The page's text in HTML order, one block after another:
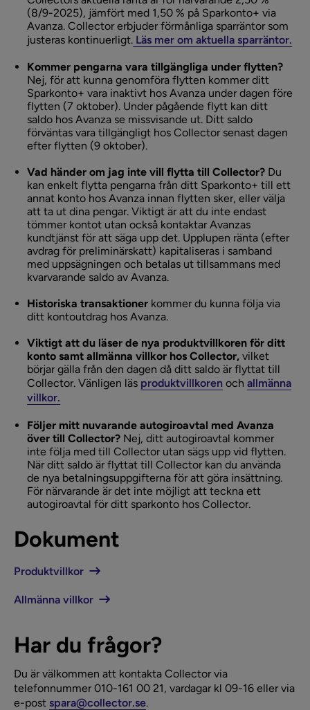
(8/9-2025), jämfört med 1,50 % på Sparkonto+ via
Avanza. Collector erbjuder förmånliga sparräntor som
justeras kontinuerligt. Läs mer om aktuella sparräntor.
Kommer pengarna vara tillgängliga under flytten?
Nej, för att kunna genomföra flytten kommer ditt
Sparkonto+ vara inaktivt hos Avanza under dagen före
flytten (7 oktober). Under pågående flytt kan ditt
saldo hos Avanza se missvisande ut. Ditt saldo
förväntas vara tillgängligt hos Collector senast dagen
efter flytten (9 oktober).
Vad händer om jag inte vill flytta till Collector? Du
kan enkelt flytta pengarna från ditt Sparkonto+ till ett
annat konto hos Avanza innan flytten sker, eller välja
att ta ut dina pengar. Viktigt är att du inte endast
tömmer kontot utan också kontaktar Avanzas
kundtjänst för att säga upp det. Upplupen ränta (efter
avdrag för preliminärskatt) kapitaliseras i samband
med uppsägningen och betalas ut tillsammans med
kvarvarande saldo av Avanza.
Historiska transaktioner kommer du kunna följa via
ditt kontoutdrag hos Avanza.
Viktigt att du läser de nya produktvillkoren för ditt
konto samt allmänna villkor hos Collector,vilket
börjar gälla från den dagen då ditt saldo är flyttat till
Collector. Vänligen läs produktvillkoren ochallmänna
villkor.
Följer mitt nuvarande autogiroavtal med Avanza
över till Collector? Nej, ditt autogiroavtal kommer
inte följa med till Collector utan sägs upp vid flytten.
När ditt saldo är flyttat till Collector kan du använda
de nya betalningsuppgifterna för att göra insättning.
För närvarande är det inte möjligt att teckna ett
autogiroavtal för ditt sparkonto hos Collector.
Dokument
Produktvillkor
Allmänna villkor
Har du frågor?
Du är välkommen att kontakta Collector via
telefonnummer 010-161 00 21, vardagar kl 09-16 eller via
e-post spara@collector.se.